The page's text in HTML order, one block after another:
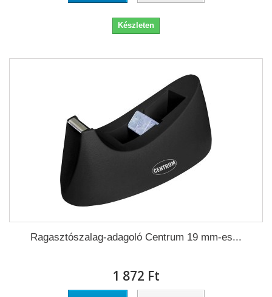
Készleten
Ragasztószalag-adagoló Centrum 19 mm-es...
1 872 Ft‎